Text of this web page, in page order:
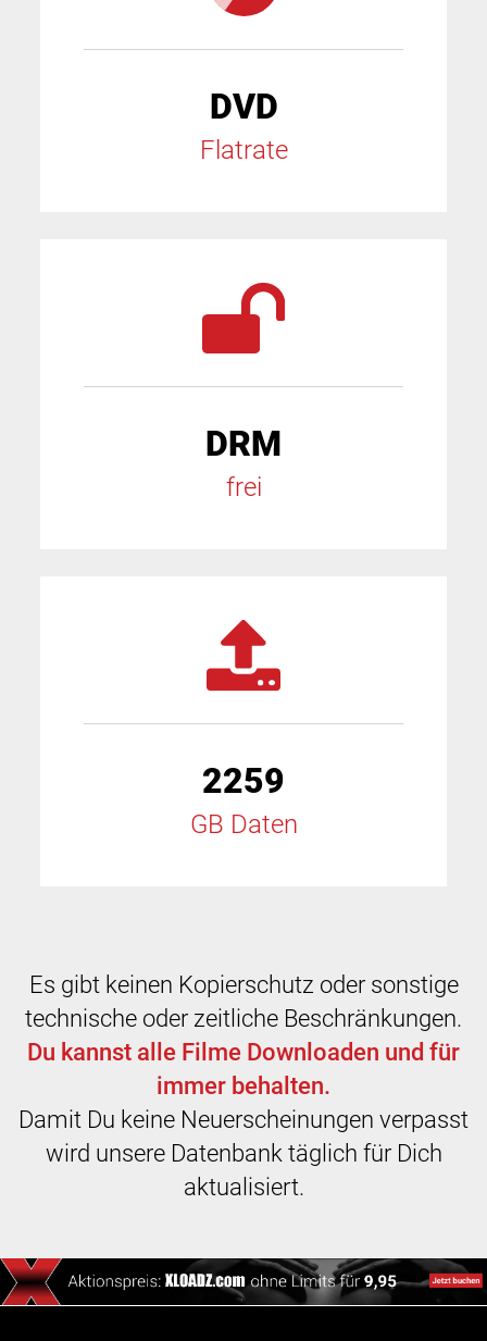
DVD
Flatrate
DRM
frei
2259
GB Daten
Es gibt keinen Kopierschutz oder sonstige
technische oder zeitliche Beschränkungen.
Du kannst alle Filme Downloaden und für
immer behalten.
Damit Du keine Neuerscheinungen verpasst
wird unsere Datenbank täglich für Dich
aktualisiert.